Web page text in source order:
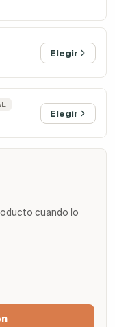
Elegir
Elegir
cuando lo